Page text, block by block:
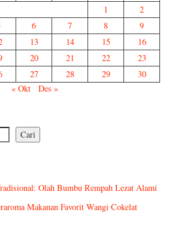
1
2
6 7 8
9
13 14 15
16
20 21 22
23
27 28 29
30
« Okt
Des »
Cari
Olah Bumbu Rempah Lezat Alami
Makanan Favorit Wangi Cokelat